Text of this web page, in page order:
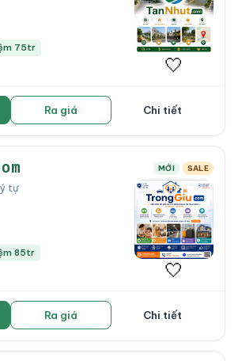
75tr
🤍
Ra giá Chi tiết
MỚI SALE
tự
85tr
🤍
Ra giá Chi tiết